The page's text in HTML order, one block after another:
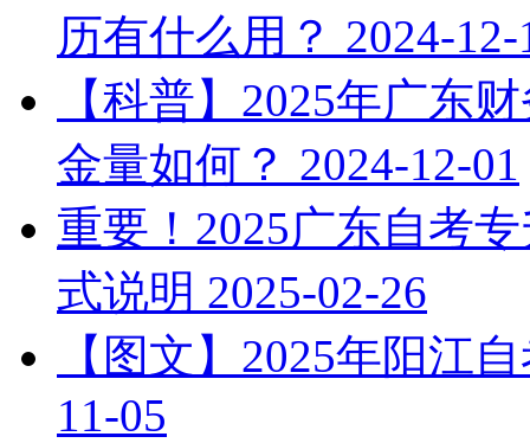
历有什么用？ 2024-12-
【科普】2025年广东
金量如何？ 2024-12-01
重要！2025广东自考
式说明 2025-02-26
【图文】2025年阳江
11-05